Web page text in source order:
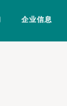
企业信息